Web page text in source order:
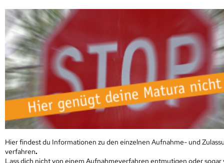
Hier findest du Informationen zu den einzelnen Aufnahme- und
verfahren.
Lass dich nicht von einem Aufnahmeverfahren entmutigen oder sogar